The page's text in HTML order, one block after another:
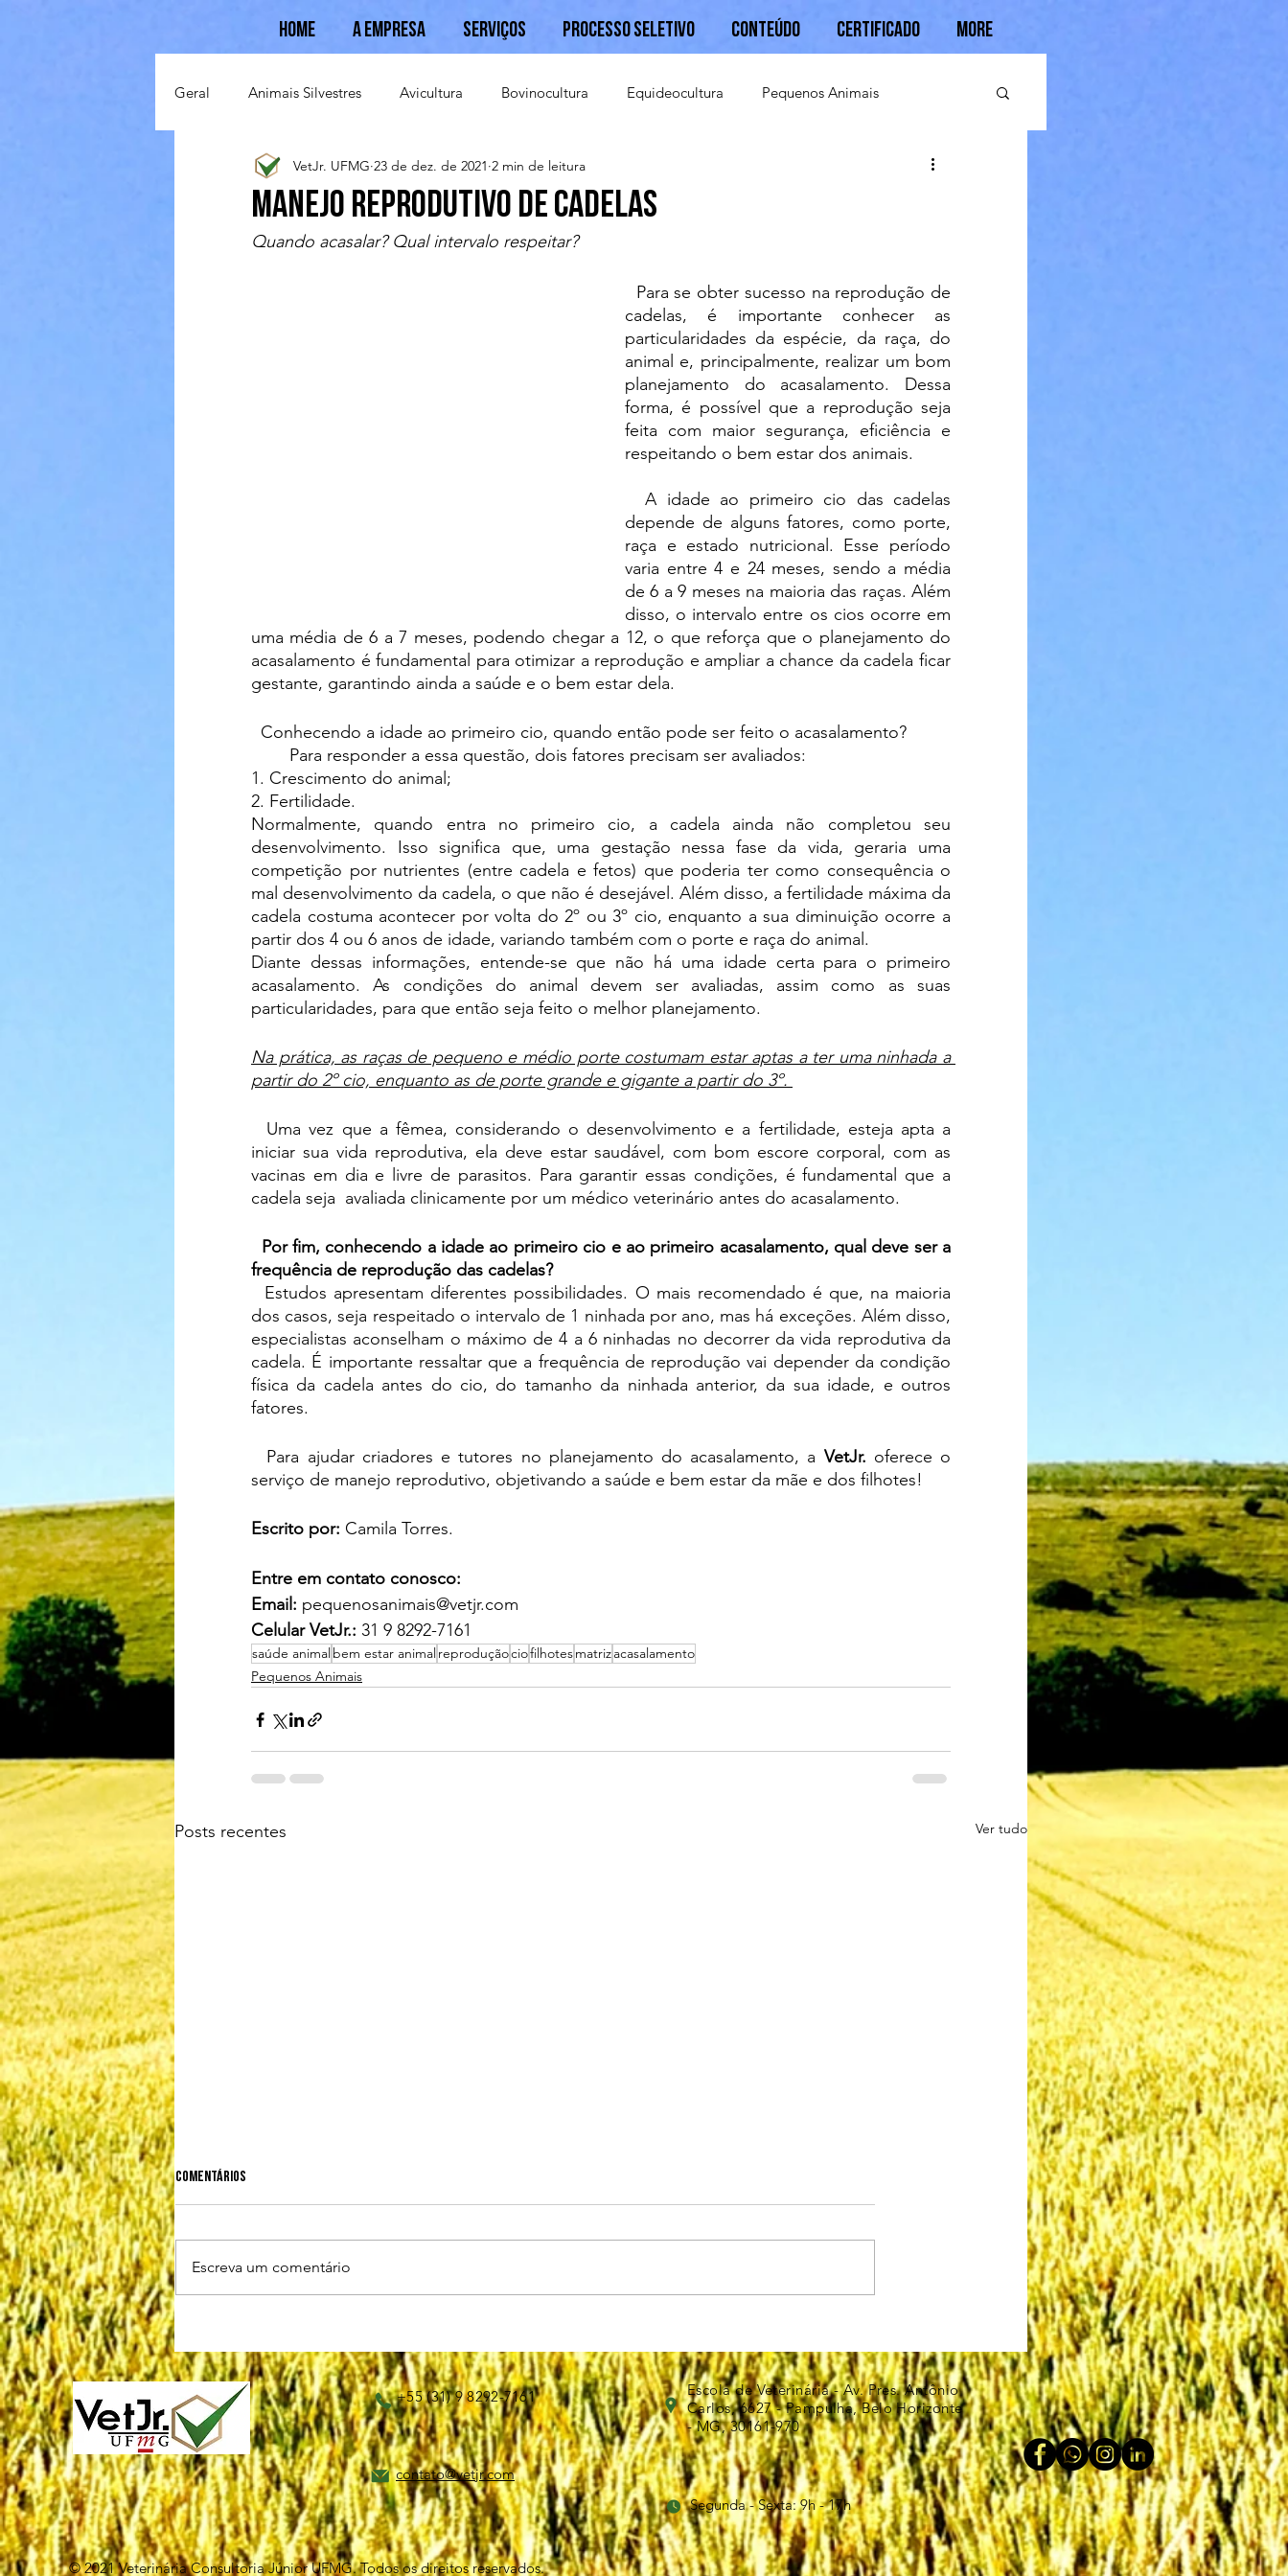
Home A Empresa Serviços Processo Seletivo Conteúdo Certificado More
Geral Animais Silvestres Avicultura Bovinocultura Equideocultura Pequenos Animais
Suinocultura Ovinocultura Caprinocultura
manejo reprodutivo de cadelas
VetJr. UFMG 23 de dez. de 2021 2 min de leitura
Quando acasalar? Qual intervalo respeitar?
cadelas, é importante conhecer as
particularidades da espécie, da raça, do
animal e, principalmente, realizar um bom
planejamento do acasalamento. Dessa
forma, é possível que a reprodução seja
feita com maior segurança, eficiência e
respeitando o bem estar dos animais.
depende de alguns fatores, como porte,
raça e estado nutricional. Esse período
varia entre 4 e 24 meses, sendo a média
de 6 a 9 meses na maioria das raças. Além
disso, o intervalo entre os cios ocorre em
uma média de 6 a 7 meses, podendo chegar a 12, o que reforça que o planejamento do
acasalamento é fundamental para otimizar a reprodução e ampliar a chance da cadela ficar
gestante, garantindo ainda a saúde e o bem estar dela.
  Conhecendo a idade ao primeiro cio, quando então pode ser feito o acasalamento?
	Para responder a essa questão, dois fatores precisam ser avaliados:
1. Crescimento do animal;
2. Fertilidade.
Normalmente, quando entra no primeiro cio, a cadela ainda não completou seu
desenvolvimento. Isso significa que, uma gestação nessa fase da vida, geraria uma
competição por nutrientes (entre cadela e fetos) que poderia ter como consequência o
mal desenvolvimento da cadela, o que não é desejável. Além disso, a fertilidade máxima da
cadela costuma acontecer por volta do 2º ou 3º cio, enquanto a sua diminuição ocorre a
partir dos 4 ou 6 anos de idade, variando também com o porte e raça do animal.
Diante dessas informações, entende-se que não há uma idade certa para o primeiro
acasalamento. As condições do animal devem ser avaliadas, assim como as suas
particularidades, para que então seja feito o melhor planejamento.
Na prática, as raças de pequeno e médio porte costumam estar aptas a ter uma ninhada a
partir do 2º cio, enquanto as de porte grande e gigante a partir do 3º.
iniciar sua vida reprodutiva, ela deve estar saudável, com bom escore corporal, com as
vacinas em dia e livre de parasitos. Para garantir essas condições, é fundamental que a
cadela seja  avaliada clinicamente por um médico veterinário antes do acasalamento.
Por fim, conhecendo a idade ao primeiro cio e ao primeiro acasalamento, qual deve ser a
frequência de reprodução das cadelas?
dos casos, seja respeitado o intervalo de 1 ninhada por ano, mas há exceções. Além disso,
especialistas aconselham o máximo de 4 a 6 ninhadas no decorrer da vida reprodutiva da
cadela. É importante ressaltar que a frequência de reprodução vai depender da condição
física da cadela antes do cio, do tamanho da ninhada anterior, da sua idade, e outros
fatores.
  Para ajudar criadores e tutores no planejamento do acasalamento, a
VetJr. oferece o
serviço de manejo reprodutivo, objetivando a saúde e bem estar da mãe e dos filhotes!
Escrito por: Camila Torres.
Entre em contato conosco:
Email: pequenosanimais@vetjr.com
Celular VetJr.: 31 9 8292-7161
saúde animalbem estar animalreproduçãociofilhotesmatrizacasalamento
Pequenos Animais
Posts recentes Ver tudo
LEISHMANIOSE VISCERAL CANINA Como os gatos se Comunicam?
Comentários
Escreva um comentário
+55 (31) 9 8292-7161
contato@vetjr.com
Escola de Veterinária - Av. Pres. Antônio
Carlos, 6627 - Pampulha, Belo Horizonte
- MG, 30161-970
Segunda - Sexta: 9h - 17h
© 2021 Veterinária Consultoria Júnior UFMG. Todos os direitos reservados.